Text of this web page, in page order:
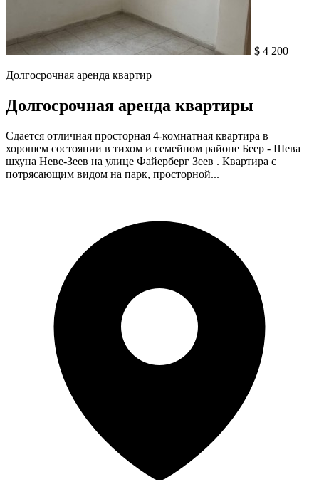
$ 4 200
Долгосрочная аренда квартир
Долгосрочная аренда квартиры
Сдается отличная просторная 4-комнатная квартира в
хорошем состоянии в тихом и семейном районе Беер - Шева
шхуна Неве-Зеев на улице Файерберг Зеев . Квартира с
потрясающим видом на парк, просторной...